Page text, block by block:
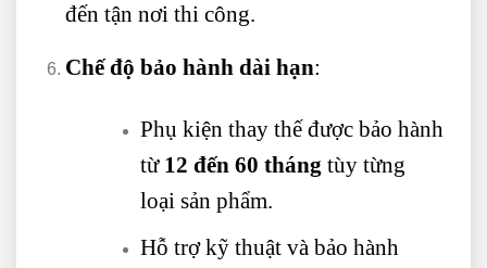
đến tận nơi thi công.
Chế độ bảo hành dài hạn:
Phụ kiện thay thế được bảo hành
từ 12 đến 60 tháng tùy từng
loại sản phẩm.
Hỗ trợ kỹ thuật và bảo hành